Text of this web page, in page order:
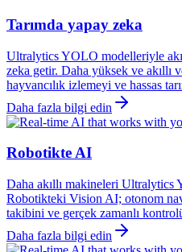
Tarımda yapay zeka
Ultralytics YOLO modelleriyle
zeka getir. Daha yüksek ve akıllı
hayvancılık izlemeyi ve hassas
Daha fazla bilgi edin
Robotikte AI
Daha akıllı makineleri
Robotikteki Vision AI; otonom
takibini ve gerçek zamanlı
Daha fazla bilgi edin